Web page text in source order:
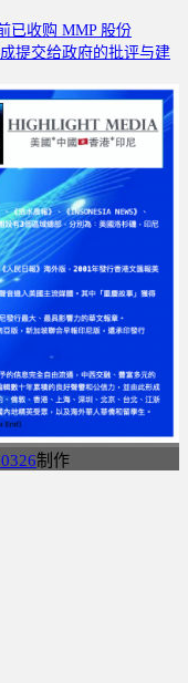
已收购 MMP 股份
提交给政府的批评与建
制作